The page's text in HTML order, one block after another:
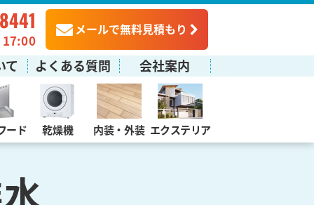
17:00
メールで無料見積もり
て よくある質問 会社案内
ード 乾燥機 内装・外装 エクステリア